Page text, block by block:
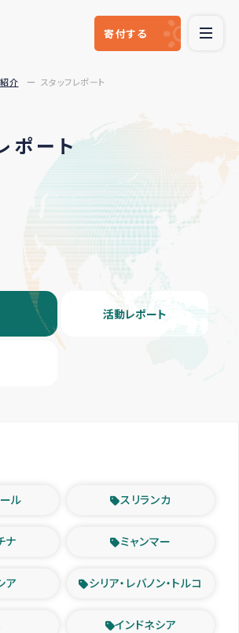
寄付する
介 スタッフレポート
ポート
活動レポート
ル スリランカ
ナ ミャンマー
ア シリア・レバノン・トルコ
インドネシア